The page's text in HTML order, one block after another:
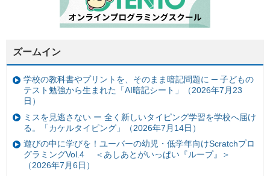
ズームイン
学校の教科書やプリントを、そのまま暗記問題に ─ 子どもの
テスト勉強から生まれた「AI暗記シート」（2026年7月23
日）
ミスを見逃さない ー 全く新しいタイピング学習を学校へ届け
る。「カケルタイピング」（2026年7月14日）
遊びの中に学びを！ユーバーの幼児・低学年向けScratchプロ
グラミングVol.4 ＜あしあとがいっぱい『ループ』＞
（2026年7月6日）